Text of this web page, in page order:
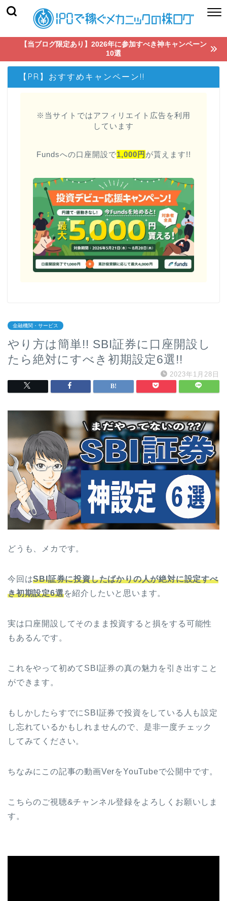
【当ブログ限定あり】2026年に参加すべき神キャンペーン
10選
【PR】おすすめキャンペーン!!
※当サイトではアフィリエイト広告を利用
しています
Fundsへの口座開設で1,000円 が貰えます!!
金融機関・サービス
やり方は簡単!! SBI証券に口座開設し
たら絶対にすべき初期設定6選!!
2023年1月28日
どうも、メカです。
今回はSBI証券に投資したばかりの人が絶対に設定すべ
き初期設定6選を紹介したいと思います。
実は口座開設してそのまま投資すると損をする可能性
もあるんです。
これをやって初めてSBI証券の真の魅力を引き出すこと
ができます。
もしかしたらすでにSBI証券で投資をしている人も設定
し忘れているかもしれませんので、是非一度チェック
してみてください。
ちなみにこの記事の動画VerをYouTubeで公開中です。
こちらのご視聴&チャンネル登録をよろしくお願いしま
す。